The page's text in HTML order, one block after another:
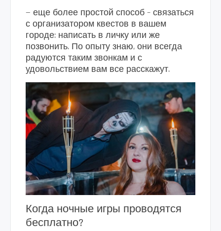
— еще более простой способ – связаться
с организатором квестов в вашем
городе: написать в личку или же
позвонить. По опыту знаю, они всегда
радуются таким звонкам и с
удовольствием вам все расскажут.
Когда ночные игры проводятся
бесплатно?